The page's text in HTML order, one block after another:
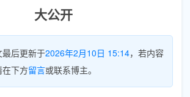
大公开
后更新于2026年2月10日 15:14，若内容
下方留言或联系博主。